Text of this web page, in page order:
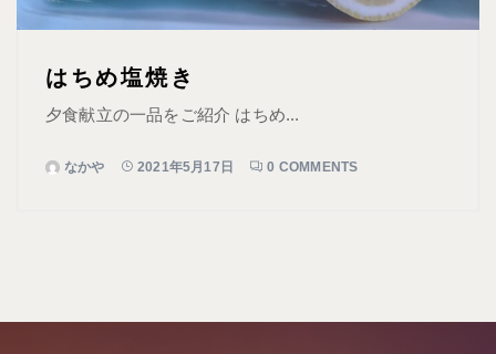
はちめ塩焼き
夕食献立の一品をご紹介 はちめ...
なかや 2021年5月17日 0 COMMENTS